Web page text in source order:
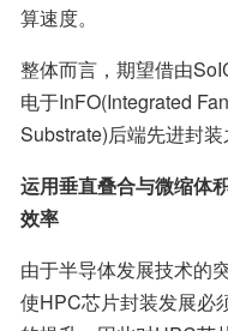
算速度。
整体而言，期望借由
电于InFO(Integrated
Substrate)后端先进封装
运用垂直叠合与微缩体
效率
由于半导体发展技术的
使HPC芯片封装发展必